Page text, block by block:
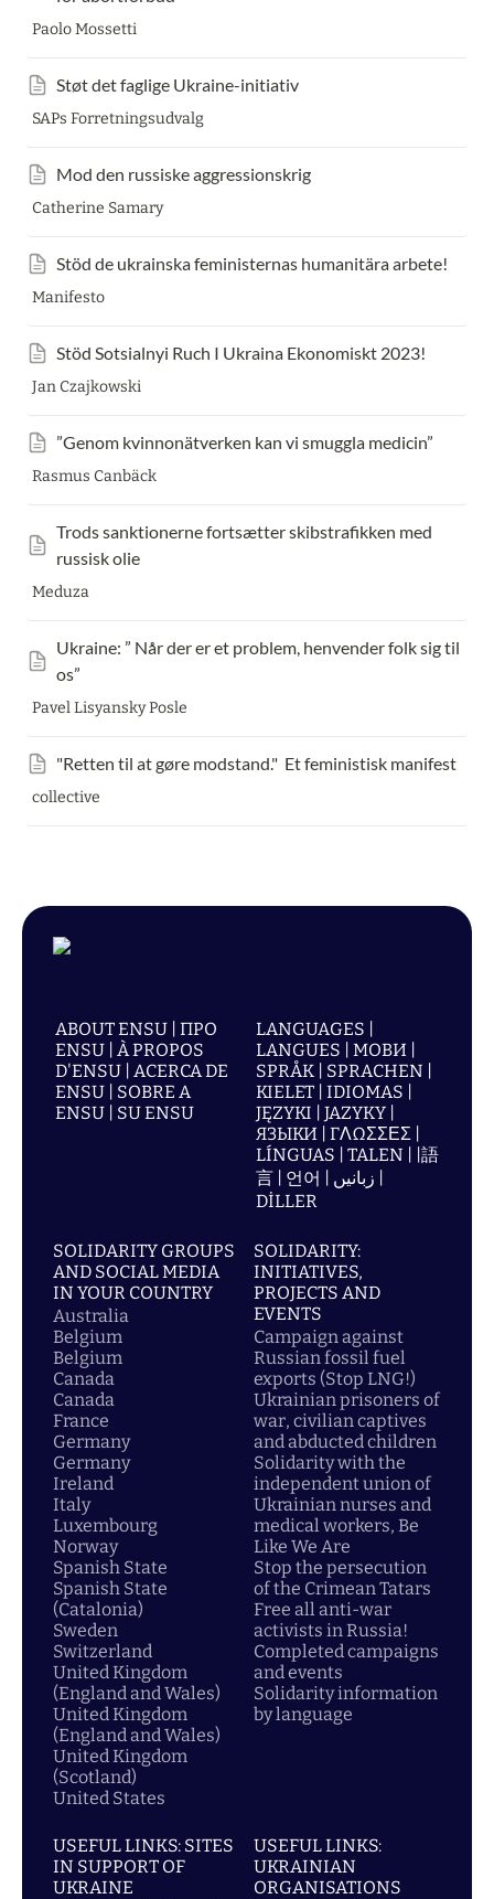
Paolo Mossetti
Støt det faglige Ukraine-initiativ
SAPs Forretningsudvalg
Mod den russiske aggressionskrig
Catherine Samary
Stöd de ukrainska feministernas humanitära arbete!
Manifesto
Stöd Sotsialnyi Ruch I Ukraina Ekonomiskt 2023!
Jan Czajkowski
”Genom kvinnonätverken kan vi smuggla medicin”
Rasmus Canbäck
Trods sanktionerne fortsætter skibstrafikken med
russisk olie
Meduza
Ukraine: ” Når der er et problem, henvender folk sig til
os”
Pavel Lisyansky Posle
"Retten til at gøre modstand."  Et feministisk manifest
collective
ABOUT ENSU | ПРО
ENSU | À PROPOS
D'ENSU | ACERCA DE
ENSU | SOBRE A
ENSU | SU ENSU
LANGUAGES |
LANGUES | МОВИ |
SPRÅK | SPRACHEN |
KIELET | IDIOMAS |
JĘZYKI | JAZYKY |
ЯЗЫКИ | ΓΛΩΣΣΕΣ |
LÍNGUAS | TALEN | |語
言 | 언어 | زبانیں |
DİLLER
SOLIDARITY GROUPS
AND SOCIAL MEDIA
IN YOUR COUNTRY
Australia
Belgium
Belgium
Canada
Canada
France
Germany
Germany
Ireland
Italy
Luxembourg
Norway
Spanish State
Spanish State
(Catalonia)
Sweden
Switzerland
United Kingdom
(England and Wales)
United Kingdom
(England and Wales)
United Kingdom
(Scotland)
United States
SOLIDARITY:
INITIATIVES,
PROJECTS AND
EVENTS
Campaign against
Russian fossil fuel
exports (Stop LNG!)
Ukrainian prisoners of
war, civilian captives
and abducted children
Solidarity with the
independent union of
Ukrainian nurses and
medical workers, Be
Like We Are
Stop the persecution
of the Crimean Tatars
Free all anti-war
activists in Russia!
Completed campaigns
and events
Solidarity information
by language
USEFUL LINKS: SITES
IN SUPPORT OF
UKRAINE
USEFUL LINKS:
UKRAINIAN
ORGANISATIONS